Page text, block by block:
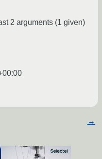
2 arguments (1 given)
→